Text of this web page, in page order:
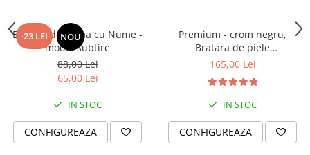
-23 LEI NOU
Bratara de Dama cu Nume -
model subtire
88,00 Lei
65,00 Lei
IN STOC
CONFIGUREAZA
Premium - crom negru,
Bratara de piele
PERSONALIZABILA (classic)
165,00 Lei
IN STOC
CONFIGUREAZA